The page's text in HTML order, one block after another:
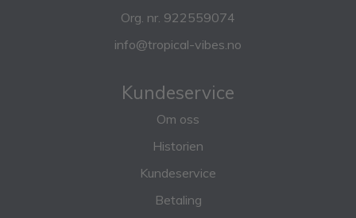
Org. nr. 922559074
info@tropical-vibes.no
Kundeservice
Om oss
Historien
Kundeservice
Betaling